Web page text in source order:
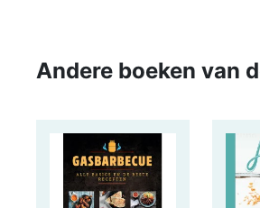
Andere boeken van